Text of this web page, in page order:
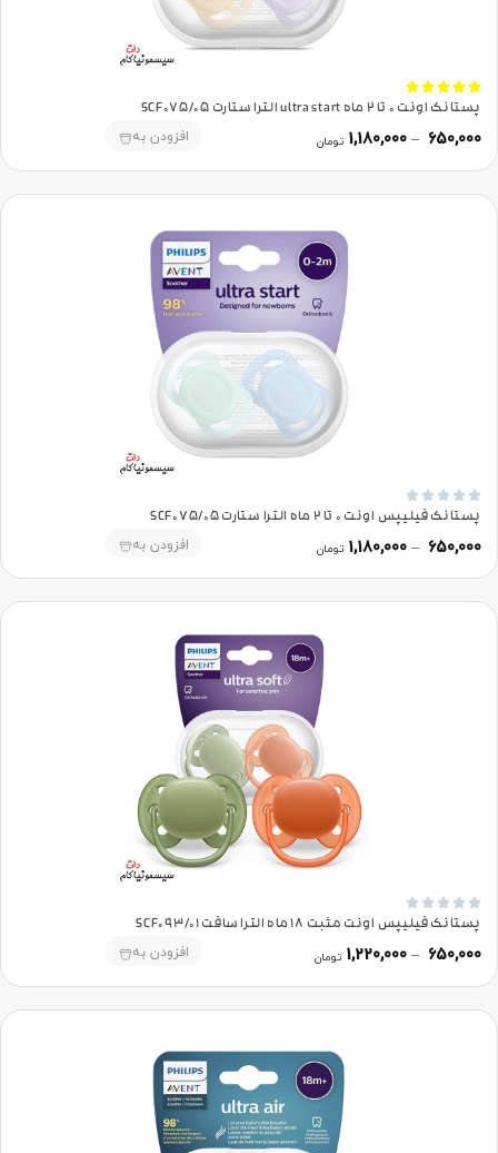





پستانک اونت 0 تا 2 ماه ultra start الترا ستارت SCF075/05
650,000
–
1,180,000 تومان افزودن به





پستانک فیلیپس اونت 0 تا 2 ماه الترا ستارت SCF075/05
650,000
–
1,180,000 تومان افزودن به





پستانک فیلیپس اونت مثبت 18 ماه الترا سافت SCF093/01
650,000
–
1,220,000 تومان افزودن به